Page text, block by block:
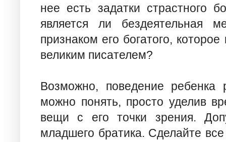
нее есть задатки страстного
является ли бездеятельная
признаком его богатого,
великим писателем?
Возможно, поведение ребенка
можно понять, просто уделив
вещи с его точки зрения.
младшего братика. Сделайте